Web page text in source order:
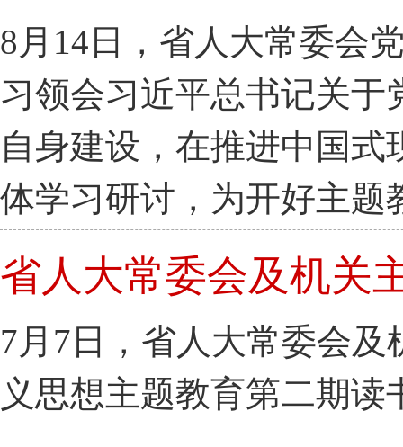
8月14日，省人大常委会
习领会习近平总书记关
自身建设，在推进中国
体学习研讨，为开好主题
省人大常委会及机关
7月7日，省人大常委会
义思想主题教育第二期